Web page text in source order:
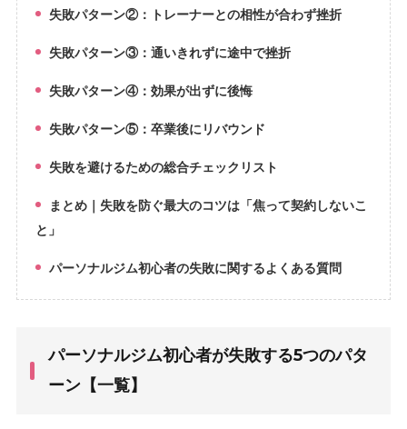
3.
失敗パターン②：トレーナーとの相性が合わず挫折
4.
失敗パターン③：通いきれずに途中で挫折
5.
失敗パターン④：効果が出ずに後悔
6.
失敗パターン⑤：卒業後にリバウンド
7.
失敗を避けるための総合チェックリスト
8.
まとめ｜失敗を防ぐ最大のコツは「焦って契約しないこ
と」
9.
パーソナルジム初心者の失敗に関するよくある質問
パーソナルジム初心者が失敗する5つのパタ
ーン【一覧】